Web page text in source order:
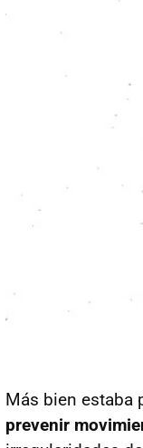
Más bien estaba
prevenir